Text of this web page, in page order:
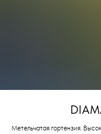
Метельчатая гортензия.